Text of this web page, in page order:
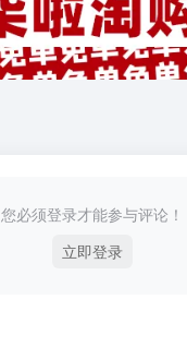
您必须登录才能参与评论！
立即登录